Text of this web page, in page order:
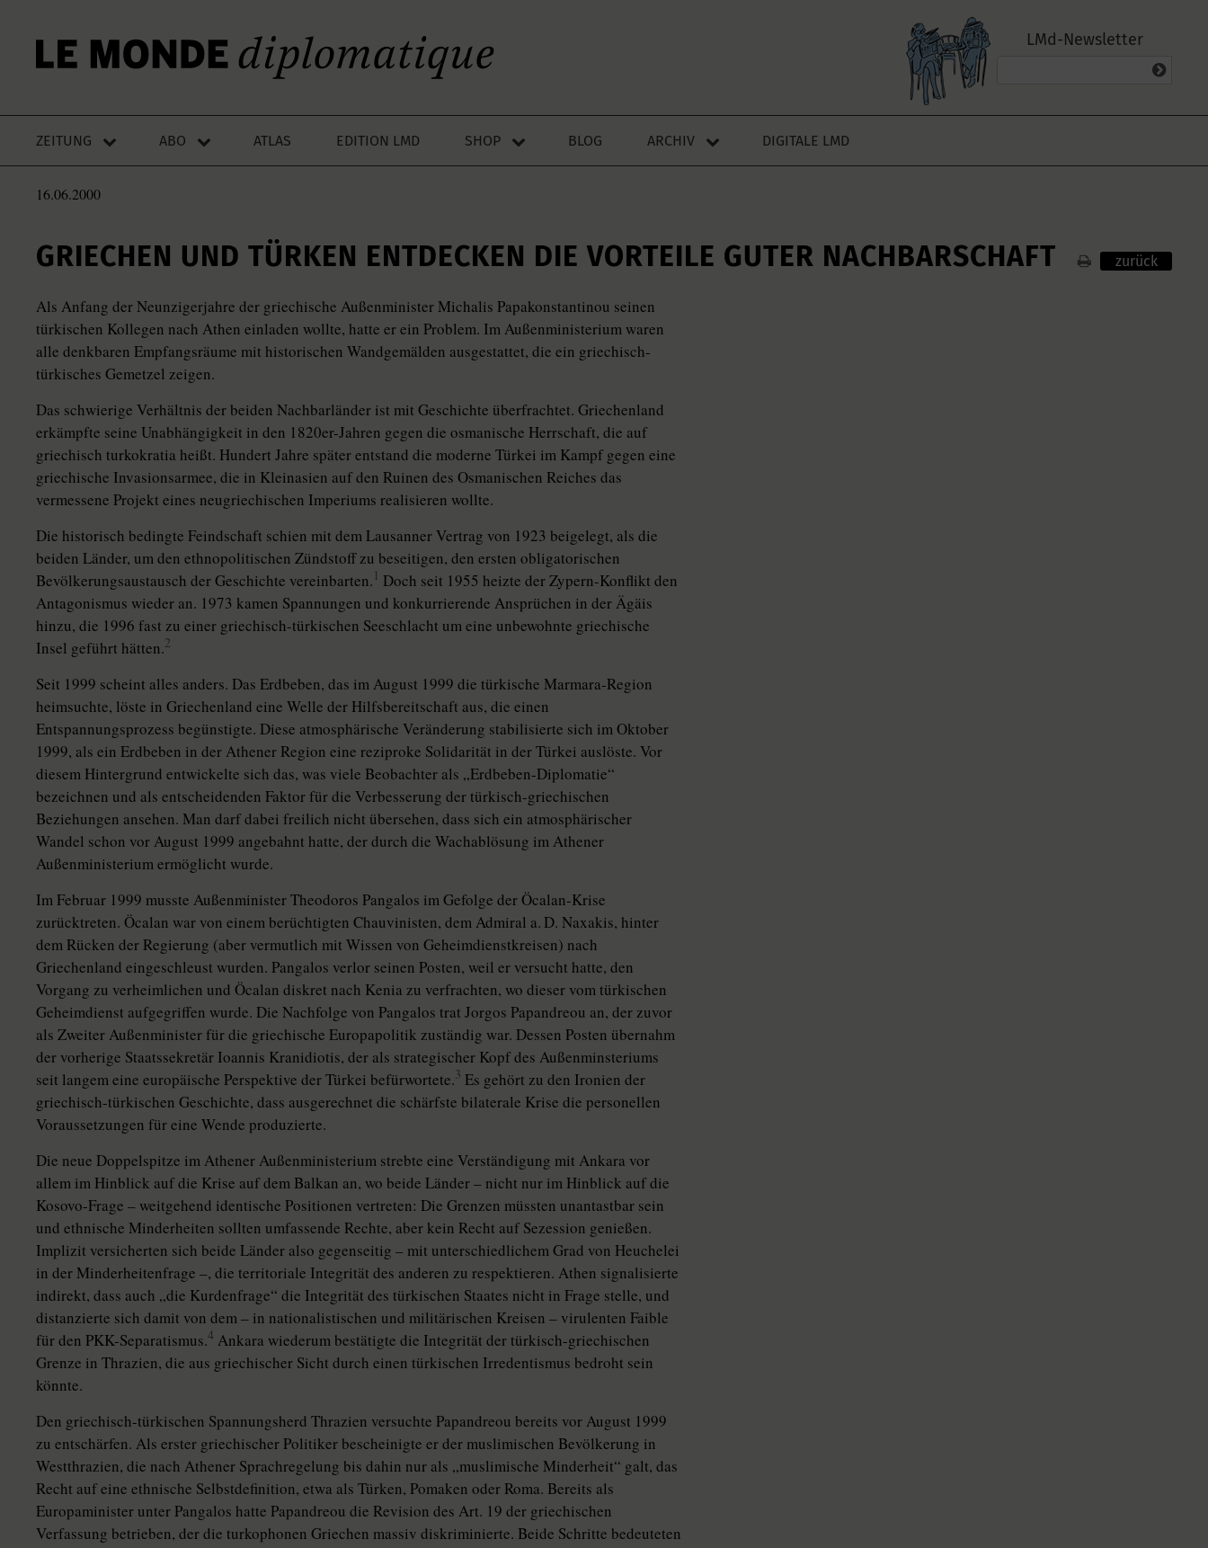
LMd-Newsletter
ZEITUNG ABO ATLAS EDITION LMD SHOP BLOG ARCHIV DIGITALE LMD
16.06.2000
GRIECHEN UND TÜRKEN ENTDECKEN DIE VORTEILE GUTER NACHBARSCHAFT zurück
Als Anfang der Neunzigerjahre der griechische Außenminister Michalis Papakonstantinou seinen
türkischen Kollegen nach Athen einladen wollte, hatte er ein Problem. Im Außenministerium waren
alle denkbaren Empfangsräume mit historischen Wandgemälden ausgestattet, die ein griechisch-
türkisches Gemetzel zeigen.
Das schwierige Verhältnis der beiden Nachbarländer ist mit Geschichte überfrachtet. Griechenland
erkämpfte seine Unabhängigkeit in den 1820er-Jahren gegen die osmanische Herrschaft, die auf
griechisch turkokratia heißt. Hundert Jahre später entstand die moderne Türkei im Kampf gegen eine
griechische Invasionsarmee, die in Kleinasien auf den Ruinen des Osmanischen Reiches das
vermessene Projekt eines neugriechischen Imperiums realisieren wollte.
Die historisch bedingte Feindschaft schien mit dem Lausanner Vertrag von 1923 beigelegt, als die
beiden Länder, um den ethnopolitischen Zündstoff zu beseitigen, den ersten obligatorischen
Bevölkerungsaustausch der Geschichte vereinbarten. 1 Doch seit 1955 heizte der Zypern-Konflikt den
Antagonismus wieder an. 1973 kamen Spannungen und konkurrierende Ansprüchen in der Ägäis
hinzu, die 1996 fast zu einer griechisch-türkischen Seeschlacht um eine unbewohnte griechische
Insel geführt hätten.2
Seit 1999 scheint alles anders. Das Erdbeben, das im August 1999 die türkische Marmara-Region
heimsuchte, löste in Griechenland eine Welle der Hilfsbereitschaft aus, die einen
Entspannungsprozess begünstigte. Diese atmosphärische Veränderung stabilisierte sich im Oktober
1999, als ein Erdbeben in der Athener Region eine reziproke Solidarität in der Türkei auslöste. Vor
diesem Hintergrund entwickelte sich das, was viele Beobachter als „Erdbeben-Diplomatie“
bezeichnen und als entscheidenden Faktor für die Verbesserung der türkisch-griechischen
Beziehungen ansehen. Man darf dabei freilich nicht übersehen, dass sich ein atmosphärischer
Wandel schon vor August 1999 angebahnt hatte, der durch die Wachablösung im Athener
Außenministerium ermöglicht wurde.
Im Februar 1999 musste Außenminister Theodoros Pangalos im Gefolge der Öcalan-Krise
zurücktreten. Öcalan war von einem berüchtigten Chauvinisten, dem Admiral a. D. Naxakis, hinter
dem Rücken der Regierung (aber vermutlich mit Wissen von Geheimdienstkreisen) nach
Griechenland eingeschleust wurden. Pangalos verlor seinen Posten, weil er versucht hatte, den
Vorgang zu verheimlichen und Öcalan diskret nach Kenia zu verfrachten, wo dieser vom türkischen
Geheimdienst aufgegriffen wurde. Die Nachfolge von Pangalos trat Jorgos Papandreou an, der zuvor
als Zweiter Außenminister für die griechische Europapolitik zuständig war. Dessen Posten übernahm
der vorherige Staatssekretär Ioannis Kranidiotis, der als strategischer Kopf des Außenminsteriums
seit langem eine europäische Perspektive der Türkei befürwortete.3 Es gehört zu den Ironien der
griechisch-türkischen Geschichte, dass ausgerechnet die schärfste bilaterale Krise die personellen
Voraussetzungen für eine Wende produzierte.
Die neue Doppelspitze im Athener Außenministerium strebte eine Verständigung mit Ankara vor
allem im Hinblick auf die Krise auf dem Balkan an, wo beide Länder – nicht nur im Hinblick auf die
Kosovo-Frage – weitgehend identische Positionen vertreten: Die Grenzen müssten unantastbar sein
und ethnische Minderheiten sollten umfassende Rechte, aber kein Recht auf Sezession genießen.
Implizit versicherten sich beide Länder also gegenseitig – mit unterschiedlichem Grad von Heuchelei
in der Minderheitenfrage –, die territoriale Integrität des anderen zu respektieren. Athen signalisierte
indirekt, dass auch „die Kurdenfrage“ die Integrität des türkischen Staates nicht in Frage stelle, und
distanzierte sich damit von dem – in nationalistischen und militärischen Kreisen – virulenten Faible
für den PKK-Separatismus.4 Ankara wiederum bestätigte die Integrität der türkisch-griechischen
Grenze in Thrazien, die aus griechischer Sicht durch einen türkischen Irredentismus bedroht sein
könnte.
Den griechisch-türkischen Spannungsherd Thrazien versuchte Papandreou bereits vor August 1999
zu entschärfen. Als erster griechischer Politiker bescheinigte er der muslimischen Bevölkerung in
Westthrazien, die nach Athener Sprachregelung bis dahin nur als „muslimische Minderheit“ galt, das
Recht auf eine ethnische Selbstdefinition, etwa als Türken, Pomaken oder Roma. Bereits als
Europaminister unter Pangalos hatte Papandreou die Revision des Art. 19 der griechischen
Verfassung betrieben, der die turkophonen Griechen massiv diskriminierte. Beide Schritte bedeuteten